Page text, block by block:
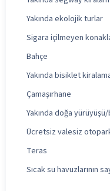
Yakında ekolojik turlar
Sigara içilmeyen
Bahçe
Yakında bisiklet
Çamaşırhane
Yakında doğa
Ücretsiz valesiz
Teras
Sıcak su havuzlarının